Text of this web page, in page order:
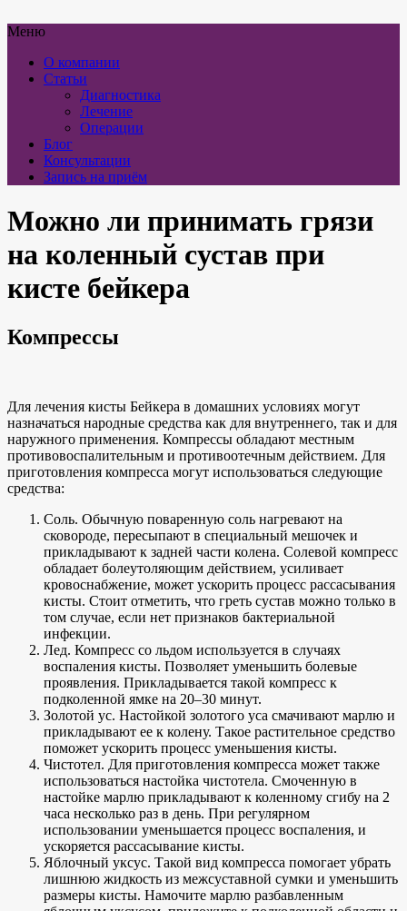
Меню
О компании
Статьи
Диагностика
Лечение
Операции
Блог
Консультации
Запись на приём
Можно ли принимать грязи
на коленный сустав при
кисте бейкера
Компрессы
Для лечения кисты Бейкера в домашних условиях могут
назначаться народные средства как для внутреннего, так и для
наружного применения. Компрессы обладают местным
противовоспалительным и противоотечным действием. Для
приготовления компресса могут использоваться следующие
средства:
Соль. Обычную поваренную соль нагревают на
сковороде, пересыпают в специальный мешочек и
прикладывают к задней части колена. Солевой компресс
обладает болеутоляющим действием, усиливает
кровоснабжение, может ускорить процесс рассасывания
кисты. Стоит отметить, что греть сустав можно только в
том случае, если нет признаков бактериальной
инфекции.
Лед. Компресс со льдом используется в случаях
воспаления кисты. Позволяет уменьшить болевые
проявления. Прикладывается такой компресс к
подколенной ямке на 20–30 минут.
Золотой ус. Настойкой золотого уса смачивают марлю и
прикладывают ее к колену. Такое растительное средство
поможет ускорить процесс уменьшения кисты.
Чистотел. Для приготовления компресса может также
использоваться настойка чистотела. Смоченную в
настойке марлю прикладывают к коленному сгибу на 2
часа несколько раз в день. При регулярном
использовании уменьшается процесс воспаления, и
ускоряется рассасывание кисты.
Яблочный уксус. Такой вид компресса помогает убрать
лишнюю жидкость из межсуставной сумки и уменьшить
размеры кисты. Намочите марлю разбавленным